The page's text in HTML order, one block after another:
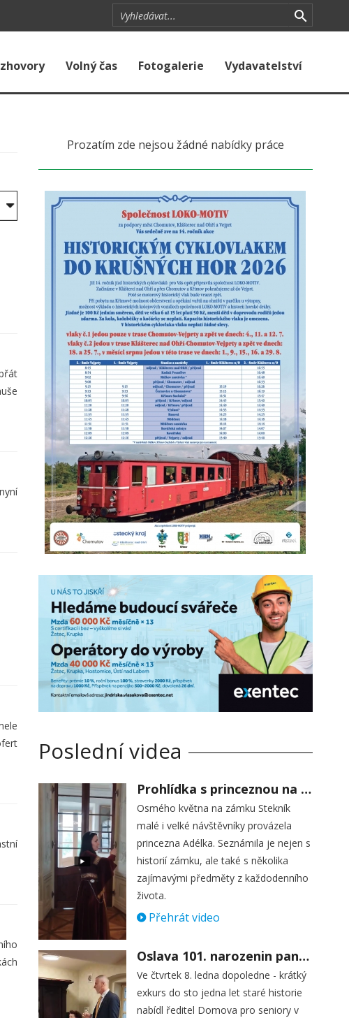
Volný čas Fotogalerie Vydavatelství
Prozatím zde nejsou žádné nabídky práce
Poslední videa
Prohlídka s princeznou na zámku Stekník
Osmého května na zámku Stekník
malé i velké návštěvníky provázela
princezna Adélka. Seznámila je nejen s
historií zámku, ale také s několika
zajímavými předměty z každodenního
života.
Přehrát video
Oslava 101. narozenin paní Věry Skořepové
Ve čtvrtek 8. ledna dopoledne - krátký
exkurs do sto jedna let staré historie
nabídl ředitel Domova pro seniory v